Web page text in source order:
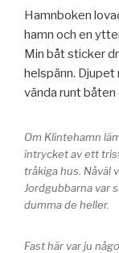
Hamnboken
hamn och en
Min båt sticker
helspänn.
vända runt
Om Klintehamn
intrycket av ett
tråkiga hus. Nåväl
Jordgubbarna var
dumma de heller.
Fast här var ju